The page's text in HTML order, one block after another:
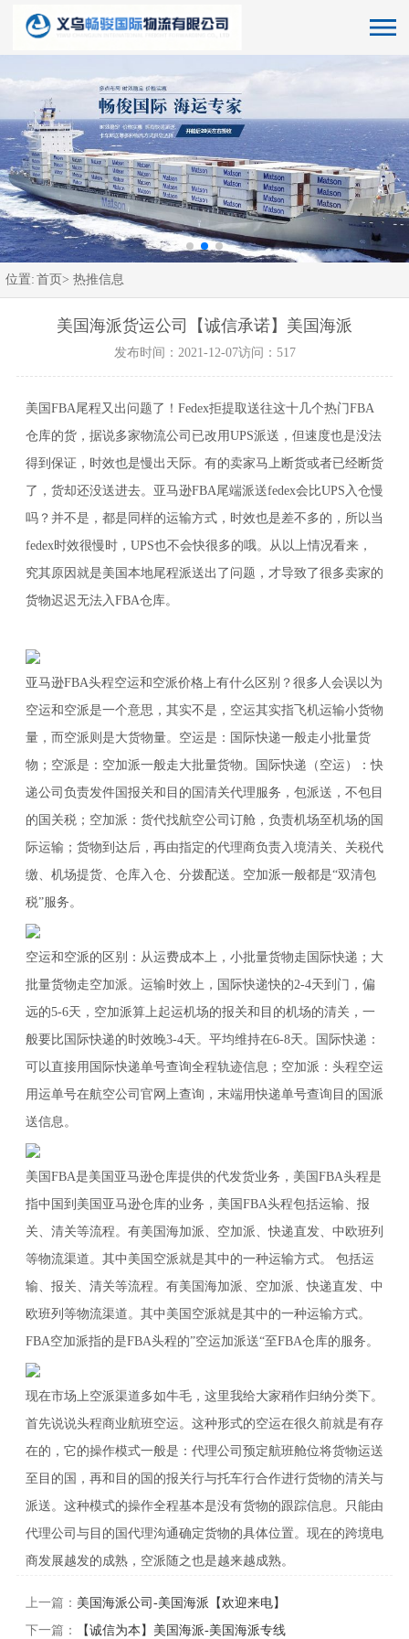
位置: 首页> 热推信息
美国海派货运公司【诚信承诺】美国海派
发布时间：2021-12-07访问：517
美国FBA尾程又出问题了！Fedex拒提取送往这十几个热门FBA
仓库的货，据说多家物流公司已改用UPS派送，但速度也是没法
得到保证，时效也是慢出天际。有的卖家马上断货或者已经断货
了，货却还没送进去。亚马逊FBA尾端派送fedex会比UPS入仓慢
吗？并不是，都是同样的运输方式，时效也是差不多的，所以当
fedex时效很慢时，UPS也不会快很多的哦。从以上情况看来，
究其原因就是美国本地尾程派送出了问题，才导致了很多卖家的
货物迟迟无法入FBA仓库。
亚马逊FBA头程空运和空派价格上有什么区别？很多人会误以为
空运和空派是一个意思，其实不是，空运其实指飞机运输小货物
量，而空派则是大货物量。空运是：国际快递一般走小批量货
物；空派是：空加派一般走大批量货物。国际快递（空运）：快
递公司负责发件国报关和目的国清关代理服务，包派送，不包目
的国关税；空加派：货代找航空公司订舱，负责机场至机场的国
际运输；货物到达后，再由指定的代理商负责入境清关、关税代
缴、机场提货、仓库入仓、分拨配送。空加派一般都是“双清包
税”服务。
空运和空派的区别：从运费成本上，小批量货物走国际快递；大
批量货物走空加派。运输时效上，国际快递快的2-4天到门，偏
远的5-6天，空加派算上起运机场的报关和目的机场的清关，一
般要比国际快递的时效晚3-4天。平均维持在6-8天。国际快递：
可以直接用国际快递单号查询全程轨迹信息；空加派：头程空运
用运单号在航空公司官网上查询，末端用快递单号查询目的国派
送信息。
美国FBA是美国亚马逊仓库提供的代发货业务，美国FBA头程是
指中国到美国亚马逊仓库的业务，美国FBA头程包括运输、报
关、清关等流程。有美国海加派、空加派、快递直发、中欧班列
等物流渠道。其中美国空派就是其中的一种运输方式。 包括运
输、报关、清关等流程。有美国海加派、空加派、快递直发、中
欧班列等物流渠道。其中美国空派就是其中的一种运输方式。
FBA空加派指的是FBA头程的”空运加派送“至FBA仓库的服务。
现在市场上空派渠道多如牛毛，这里我给大家稍作归纳分类下。
首先说说头程商业航班空运。这种形式的空运在很久前就是有存
在的，它的操作模式一般是：代理公司预定航班舱位将货物运送
至目的国，再和目的国的报关行与托车行合作进行货物的清关与
派送。这种模式的操作全程基本是没有货物的跟踪信息。只能由
代理公司与目的国代理沟通确定货物的具体位置。现在的跨境电
商发展越发的成熟，空派随之也是越来越成熟。
上一篇： 美国海派公司-美国海派【欢迎来电】
下一篇：
【诚信为本】美国海派-美国海派专线